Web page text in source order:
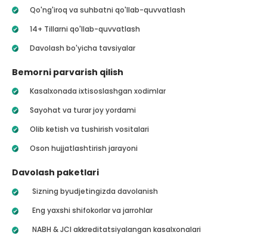
Qo'ng'iroq va suhbatni qo'llab-quvvatlash
14+ Tillarni qo'llab-quvvatlash
Davolash bo'yicha tavsiyalar
Bemorni parvarish qilish
Kasalxonada ixtisoslashgan xodimlar
Sayohat va turar joy yordami
Olib ketish va tushirish vositalari
Oson hujjatlashtirish jarayoni
Davolash paketlari
Sizning byudjetingizda davolanish
Eng yaxshi shifokorlar va jarrohlar
NABH & JCI akkreditatsiyalangan kasalxonalari